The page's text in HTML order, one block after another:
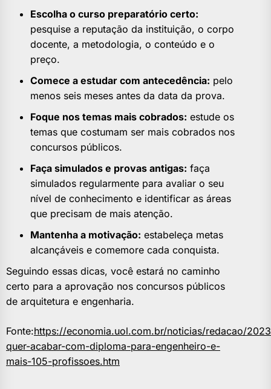
Escolha o curso preparatório certo:
pesquise a reputação da instituição, o corpo
docente, a metodologia, o conteúdo e o
preço.
Comece a estudar com antecedência: pelo
menos seis meses antes da data da prova.
Foque nos temas mais cobrados: estude os
temas que costumam ser mais cobrados nos
concursos públicos.
Faça simulados e provas antigas: faça
simulados regularmente para avaliar o seu
nível de conhecimento e identificar as áreas
que precisam de mais atenção.
Mantenha a motivação: estabeleça metas
alcançáveis e comemore cada conquista.
Seguindo essas dicas, você estará no caminho
certo para a aprovação nos concursos públicos
de arquitetura e engenharia.
Fonte:https://economia.uol.com.br/noticias/redacao/
quer-acabar-com-diploma-para-engenheiro-e-
mais-105-profissoes.htm